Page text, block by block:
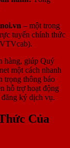
– một trong
tuyến chính thức
hàng, giúp Quý
một cách nhanh
trọng thông báo
hỗ trợ hoạt động
ký dịch vụ.
Của